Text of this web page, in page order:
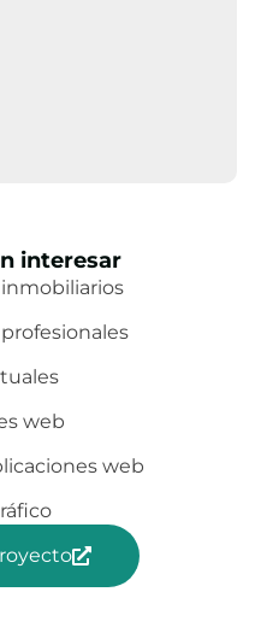
interesar
web
web